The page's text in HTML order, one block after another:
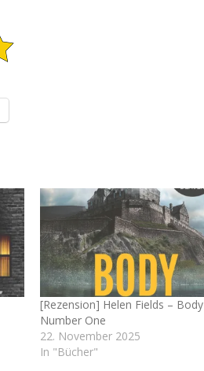
[Rezension] Helen Fields – Body
Number One
22. November 2025
In "Bücher"